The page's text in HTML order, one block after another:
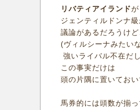
リバティアイランドが
ジェンティルドンナ
議論があるだろうけど
(ヴィルシーナみたい
強いライバル不在だ
この事実だけは
頭の片隅に置いてお
馬券的には頭数が揃っ